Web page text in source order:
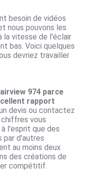
besoin de vidéos
nous pouvons les
la vitesse de l'éclair
bas. Voici quelques
devriez travailler
974 parce
rapport
devis ou contactez
vous
l'esprit que des
par d'autres
au moins deux
des créations de
compétitif.